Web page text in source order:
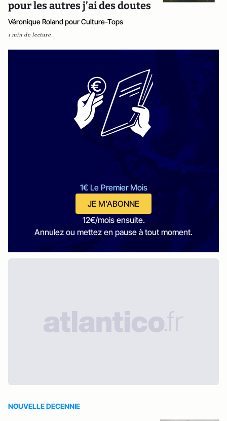
pour les autres j’ai des doutes
Véronique Roland pour Culture-Tops
1 min de lecture
1€ Le Premier Mois
JE M'ABONNE
12€/mois ensuite.
Annulez ou mettez en pause à tout moment.
NOUVELLE DECENNIE